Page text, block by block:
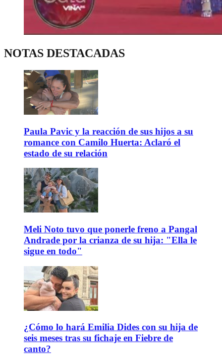
NOTAS DESTACADAS
Paula Pavic y la reacción de sus hijos a su
romance con Camilo Huerta: Aclaró el
estado de su relación
Meli Noto tuvo que ponerle freno a Pangal
Andrade por la crianza de su hija: "Ella le
sigue en todo"
¿Cómo lo hará Emilia Dides con su hija de
seis meses tras su fichaje en Fiebre de
canto?